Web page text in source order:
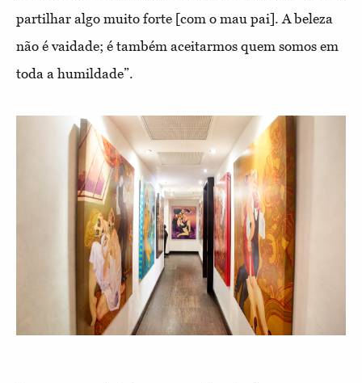
partilhar algo muito forte [com o mau pai]. A beleza
não é vaidade; é também aceitarmos quem somos em
toda a humildade”.